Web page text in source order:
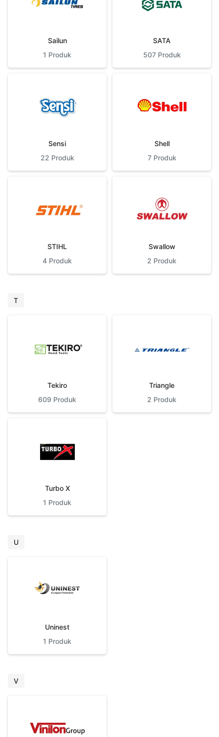
Sailun
1 Produk
SATA
507 Produk
Sensi
22 Produk
Shell
7 Produk
STIHL
4 Produk
Swallow
2 Produk
T
Tekiro
609 Produk
Triangle
2 Produk
Turbo X
1 Produk
U
Uninest
1 Produk
V